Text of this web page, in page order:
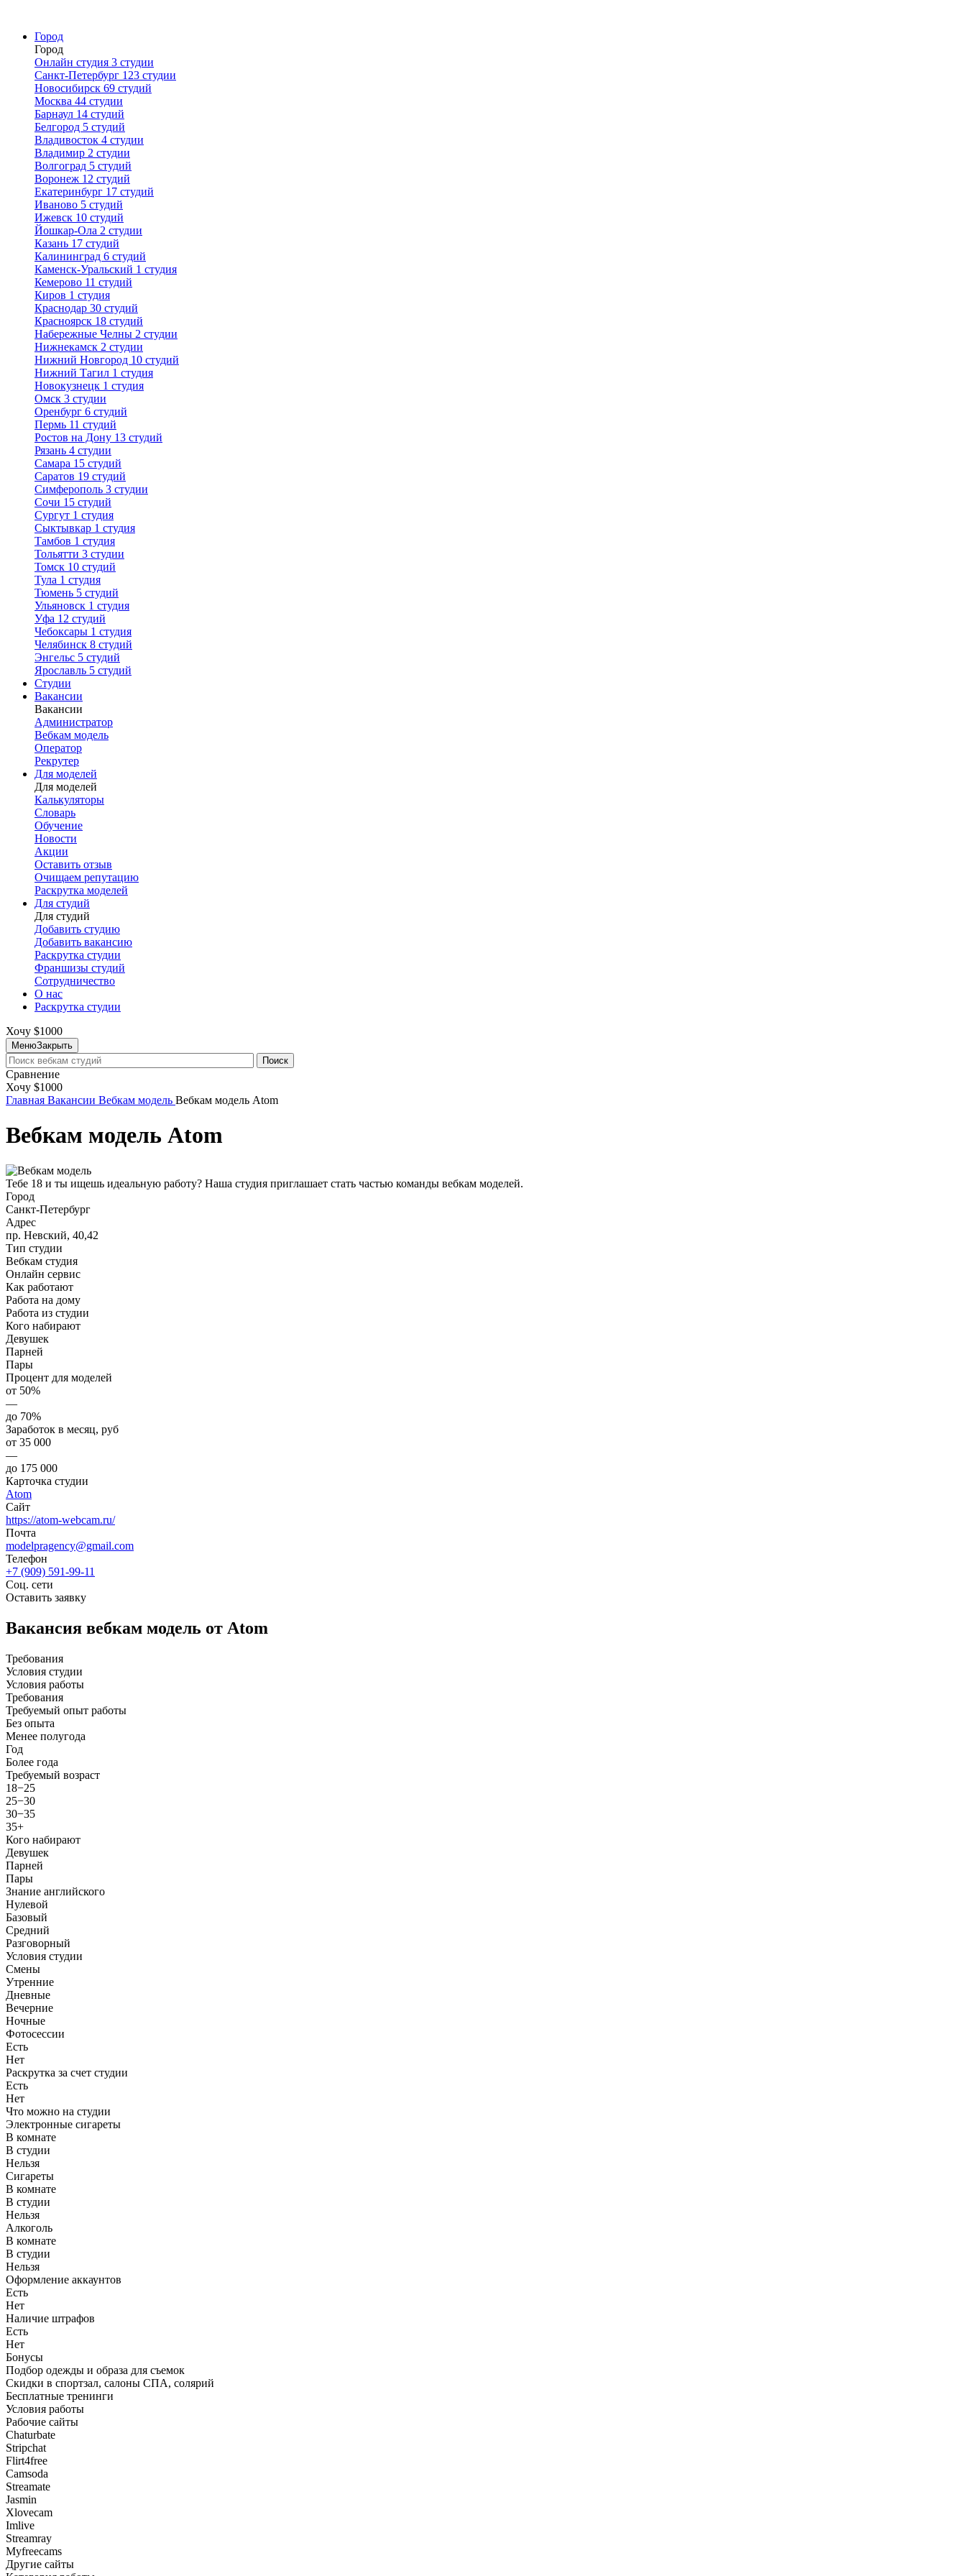
Город
Город
Онлайн студия 3 студии
Санкт-Петербург 123 студии
Новосибирск 69 студий
Москва 44 студии
Барнаул 14 студий
Белгород 5 студий
Владивосток 4 студии
Владимир 2 студии
Волгоград 5 студий
Воронеж 12 студий
Екатеринбург 17 студий
Иваново 5 студий
Ижевск 10 студий
Йошкар-Ола 2 студии
Казань 17 студий
Калининград 6 студий
Каменск-Уральский 1 студия
Кемерово 11 студий
Киров 1 студия
Краснодар 30 студий
Красноярск 18 студий
Набережные Челны 2 студии
Нижнекамск 2 студии
Нижний Новгород 10 студий
Нижний Тагил 1 студия
Новокузнецк 1 студия
Омск 3 студии
Оренбург 6 студий
Пермь 11 студий
Ростов на Дону 13 студий
Рязань 4 студии
Самара 15 студий
Саратов 19 студий
Симферополь 3 студии
Сочи 15 студий
Сургут 1 студия
Сыктывкар 1 студия
Тамбов 1 студия
Тольятти 3 студии
Томск 10 студий
Тула 1 студия
Тюмень 5 студий
Ульяновск 1 студия
Уфа 12 студий
Чебоксары 1 студия
Челябинск 8 студий
Энгельс 5 студий
Ярославль 5 студий
Студии
Вакансии
Вакансии
Администратор
Вебкам модель
Оператор
Рекрутер
Для моделей
Для моделей
Калькуляторы
Словарь
Обучение
Новости
Акции
Оставить отзыв
Очищаем репутацию
Раскрутка моделей
Для студий
Для студий
Добавить студию
Добавить вакансию
Раскрутка студии
Франшизы студий
Сотрудничество
О нас
Раскрутка студии
Хочу $1000
МенюЗакрыть
Поиск
Сравнение
Хочу $1000
Главная Вакансии Вебкам модель Вебкам модель Atom
Вебкам модель Atom
Тебе 18 и ты ищешь идеальную работу? Наша студия приглашает стать частью команды вебкам моделей.
Город
Санкт-Петербург
Адрес
пр. Невский, 40,42
Тип студии
Вебкам студия
Онлайн сервис
Как работают
Работа на дому
Работа из студии
Кого набирают
Девушек
Парней
Пары
Процент для моделей
от 50%
—
до 70%
Заработок в месяц, руб
от 35 000
—
до 175 000
Карточка студии
Atom
Сайт
https://atom-webcam.ru/
Почта
modelpragency@gmail.com
Телефон
+7 (909) 591-99-11
Соц. сети
Оставить заявку
Вакансия вебкам модель от Atom
Требования
Условия студии
Условия работы
Требования
Требуемый опыт работы
Без опыта
Менее полугода
Год
Более года
Требуемый возраст
18−25
25−30
30−35
35+
Кого набирают
Девушек
Парней
Пары
Знание английского
Нулевой
Базовый
Средний
Разговорный
Условия студии
Смены
Утренние
Дневные
Вечерние
Ночные
Фотосессии
Есть
Нет
Раскрутка за счет студии
Есть
Нет
Что можно на студии
Электронные сигареты
В комнате
В студии
Нельзя
Сигареты
В комнате
В студии
Нельзя
Алкоголь
В комнате
В студии
Нельзя
Оформление аккаунтов
Есть
Нет
Наличие штрафов
Есть
Нет
Бонусы
Подбор одежды и образа для съемок
Скидки в спортзал, салоны СПА, солярий
Бесплатные тренинги
Условия работы
Рабочие сайты
Chaturbate
Stripchat
Flirt4free
Camsoda
Streamate
Jasmin
Xlovecam
Imlive
Streamray
Myfreecams
Другие сайты